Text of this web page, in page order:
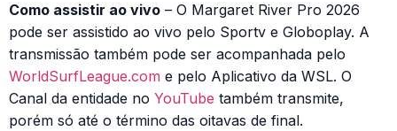
Como assistir ao vivo – O Margaret River Pro 2026
pode ser assistido ao vivo pelo Sportv e Globoplay. A
transmissão também pode ser acompanhada pelo
WorldSurfLeague.com e pelo Aplicativo da WSL. O
Canal da entidade no YouTube também transmite,
porém só até o término das oitavas de final.